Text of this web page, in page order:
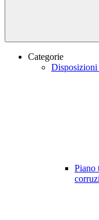
Categorie
Disposizioni
Piano